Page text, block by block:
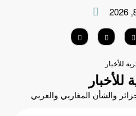
للأخبار
والشأن المغاربي والعربي